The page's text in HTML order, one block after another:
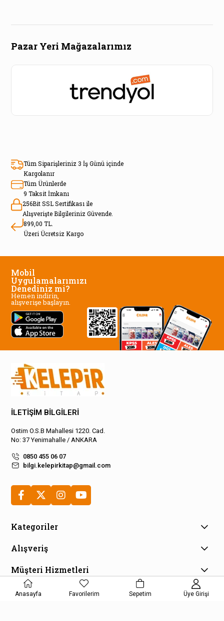
Pazar Yeri Mağazalarımız
Tüm Siparişleriniz 3 İş Günü içinde
Kargolanır
Tüm Ürünlerde
9 Taksit İmkanı
256Bit SSL Sertifikası ile
Alışverişte Bilgileriniz Güvende.
899,00 TL.
Üzeri Ücretsiz Kargo
Mobil
Uygulamalarımızı
Denediniz mi?
Hemen indirin,
alışverişe başlayın.
İLETİŞİM BİLGİLERİ
Ostim O.S.B Mahallesi 1220. Cad.
No: 37 Yenimahalle / ANKARA
0850 455 06 07
bilgi.kelepirkitap@gmail.com
Kategoriler
Alışveriş
Müşteri Hizmetleri
E-Bülten Aboneliği
Anasayfa Favorilerim Sepetim Üye Girişi